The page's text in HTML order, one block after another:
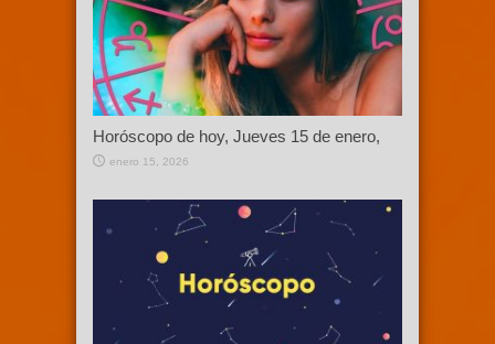
Horóscopo de hoy, Jueves 15 de enero,
enero 15, 2026